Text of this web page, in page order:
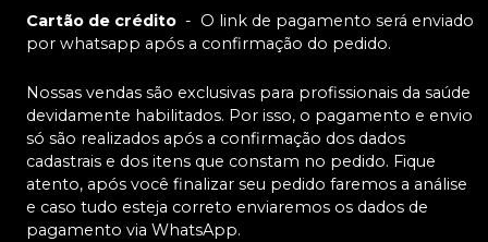
Cartão de crédito - O link de pagamento será enviado
por whatsapp após a confirmação do pedido.
Nossas vendas são exclusivas para profissionais da saúde
devidamente habilitados. Por isso, o pagamento e envio
só são realizados após a confirmação dos dados
cadastrais e dos itens que constam no pedido. Fique
atento, após você finalizar seu pedido faremos a análise
e caso tudo esteja correto enviaremos os dados de
pagamento via WhatsApp.